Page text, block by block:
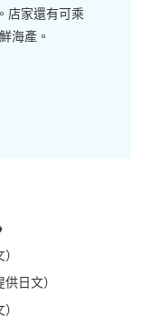
店家還有可乘
海產。
供日文）